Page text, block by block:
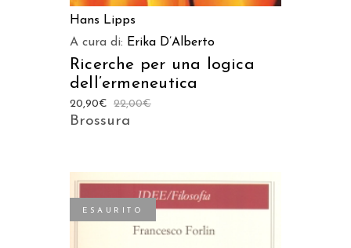
Hans Lipps
A cura di: Erika D’Alberto
Ricerche per una logica
dell’ermeneutica
22,00€
20,90€
Brossura
ESAURITO